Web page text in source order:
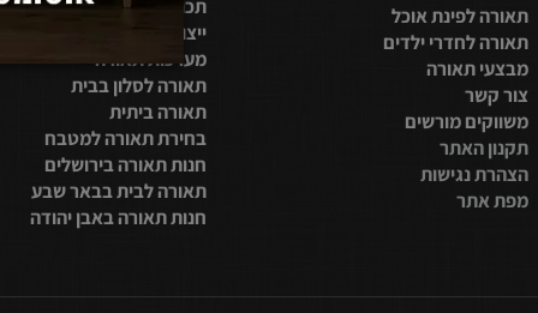
שינה
אוכל
ילדים
מורשים
מערכות תאורה לבית
תכנון תאורה לסלון
ייצור מנורות לד
מערכות תאורה
תאורה לסלון בבית
תאורה ביתית
בחירת תאורה למטבח
חנות תאורה בירושלים